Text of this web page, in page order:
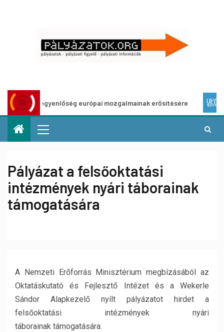
egyenlőség európai mozgalmainak erősítésére
Pályázat a felsőoktatási
intézmények nyári táborainak
támogatására
A Nemzeti Erőforrás Minisztérium megbízásából az
Oktatáskutató és Fejlesztő Intézet és a Wekerle
Sándor Alapkezelő nyílt pályázatot hirdet a
felsőoktatási intézmények nyári
táborainak támogatására.